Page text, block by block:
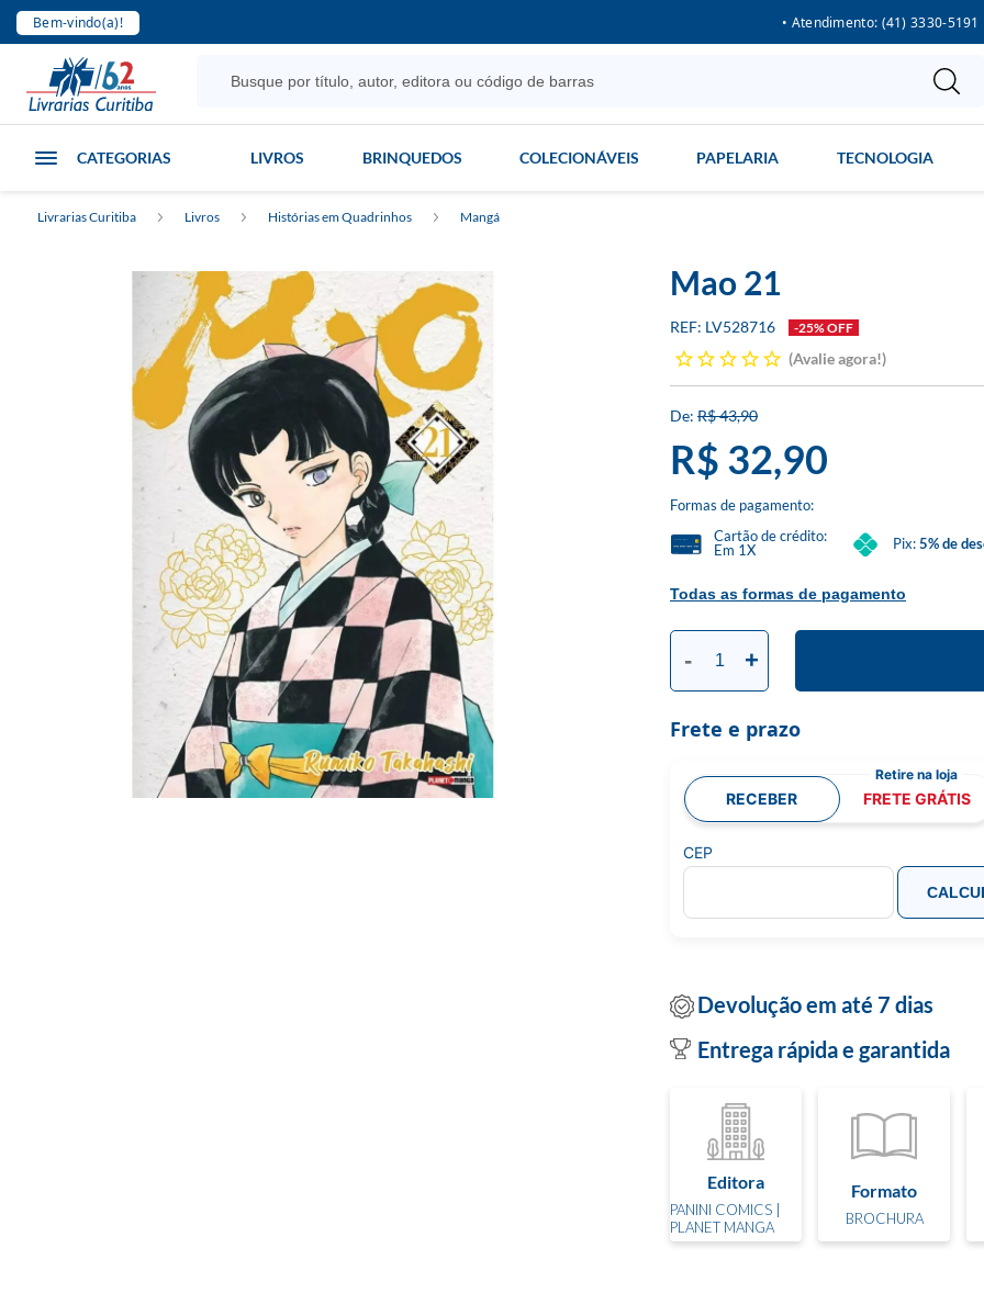
Bem-vindo(a)! • Atendimento: (41) 3330-5191
CATEGORIAS LIVROS BRINQUEDOS COLECIONÁVEIS PAPELARIA TECNOLOGIA
Livrarias Curitiba Livros Histórias em Quadrinhos Mangá
Mao 21
LV528716 -25% OFF
Avalie agora!
R$ 43,90
R$ 32,90
Formas de pagamento:
Todas as formas de pagamento
Cartão de crédito:
Em 1X
Pix:5% de
- +
Frete e prazo
RECEBER FRETE GRÁTIS
CEP
Devolução em até 7 dias
Entrega rápida e garantida
Editora
PANINI COMICS |
PLANET MANGA
Formato
BROCHURA